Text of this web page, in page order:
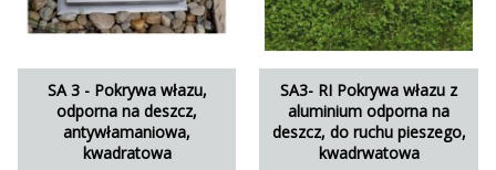
SA 3 - Pokrywa włazu,
odporna na deszcz,
antywłamaniowa,
kwadratowa
SA3- RI Pokrywa włazu z
aluminium odporna na
deszcz, do ruchu pieszego,
kwadrwatowa